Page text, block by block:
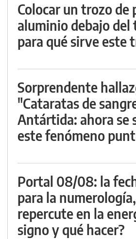
Colocar un trozo de
aluminio debajo del
para qué sirve este
Sorprendente
"Cataratas de
Antártida: ahora se
este fenómeno
Portal 08/08: la
para la
repercute en la
signo y qué hacer?